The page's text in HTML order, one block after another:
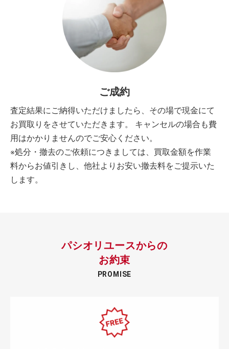
ご成約
査定結果にご納得いただけましたら、その場で現金にて
お買取りをさせていただきます。 キャンセルの場合も費
用はかかりませんのでご安心ください。
※処分・撤去のご依頼につきましては、買取金額を作業
料からお値引きし、他社よりお安い撤去料をご提示いた
します。
パシオリユースからの
お約束
PROMISE